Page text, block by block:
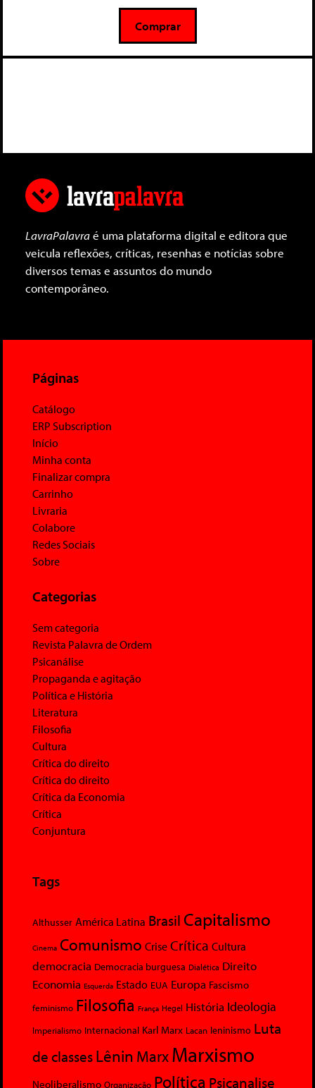
5
Comprar
LavraPalavraé uma plataforma digital e editora que
veicula reflexões, críticas, resenhas e notícias sobre
diversos temas e assuntos do mundo
contemporâneo.
Páginas
Catálogo
ERP Subscription
Início
Minha conta
Finalizar compra
Carrinho
Livraria
Colabore
Redes Sociais
Sobre
Categorias
Sem categoria
Revista Palavra de Ordem
Psicanálise
Propaganda e agitação
Política e História
Literatura
Filosofia
Cultura
Crítica do direito
Crítica do direito
Crítica da Economia
Crítica
Conjuntura
Tags
Althusser América Latina Brasil Capitalismo
Cinema Comunismo Crise Crítica Cultura
democracia Democracia burguesa Dialética Direito
Economia Esquerda Estado EUA Europa Fascismo
feminismo Filosofia França Hegel História Ideologia
Imperialismo Internacional Karl Marx Lacan leninismo Luta
de classesLênin MarxMarxismo
Neoliberalismo Organização Política Psicanalise